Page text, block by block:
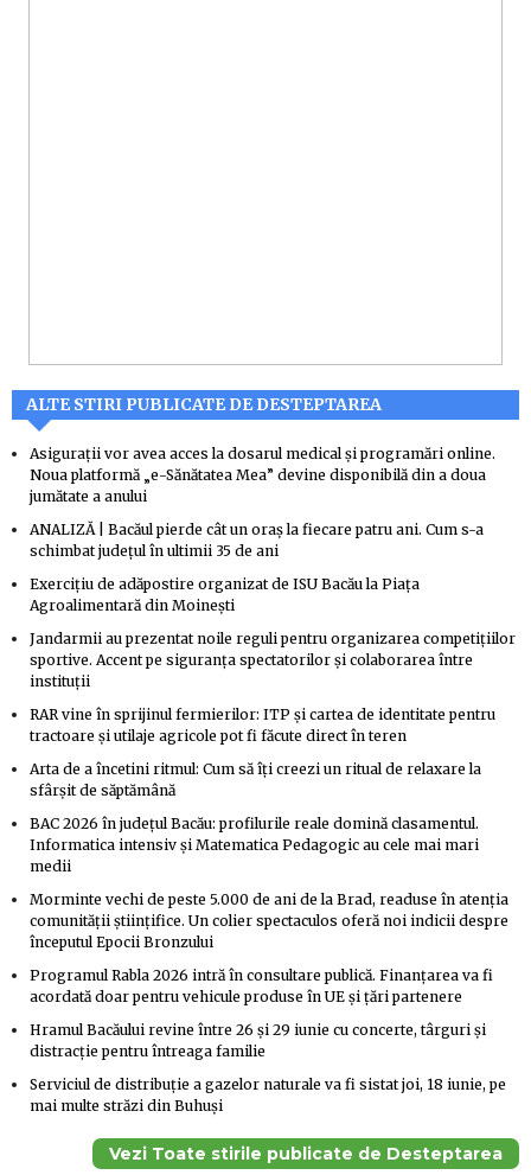
ALTE STIRI PUBLICATE DE DESTEPTAREA
Asigurații vor avea acces la dosarul medical și programări online.
Noua platformă „e-Sănătatea Mea” devine disponibilă din a doua
jumătate a anului
ANALIZĂ | Bacăul pierde cât un oraș la fiecare patru ani. Cum s-a
schimbat județul în ultimii 35 de ani
Exercițiu de adăpostire organizat de ISU Bacău la Piața
Agroalimentară din Moinești
Jandarmii au prezentat noile reguli pentru organizarea competițiilor
sportive. Accent pe siguranța spectatorilor și colaborarea între
instituții
RAR vine în sprijinul fermierilor: ITP și cartea de identitate pentru
tractoare și utilaje agricole pot fi făcute direct în teren
Arta de a încetini ritmul: Cum să îți creezi un ritual de relaxare la
sfârșit de săptămână
BAC 2026 în județul Bacău: profilurile reale domină clasamentul.
Informatica intensiv și Matematica Pedagogic au cele mai mari
medii
Morminte vechi de peste 5.000 de ani de la Brad, readuse în atenția
comunității științifice. Un colier spectaculos oferă noi indicii despre
începutul Epocii Bronzului
Programul Rabla 2026 intră în consultare publică. Finanțarea va fi
acordată doar pentru vehicule produse în UE și țări partenere
Hramul Bacăului revine între 26 și 29 iunie cu concerte, târguri și
distracție pentru întreaga familie
Serviciul de distribuție a gazelor naturale va fi sistat joi, 18 iunie, pe
mai multe străzi din Buhuși
Vezi Toate stirile publicate de Desteptarea